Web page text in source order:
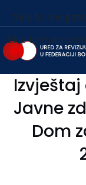
Skip to
Skip to main
Javne
Dom